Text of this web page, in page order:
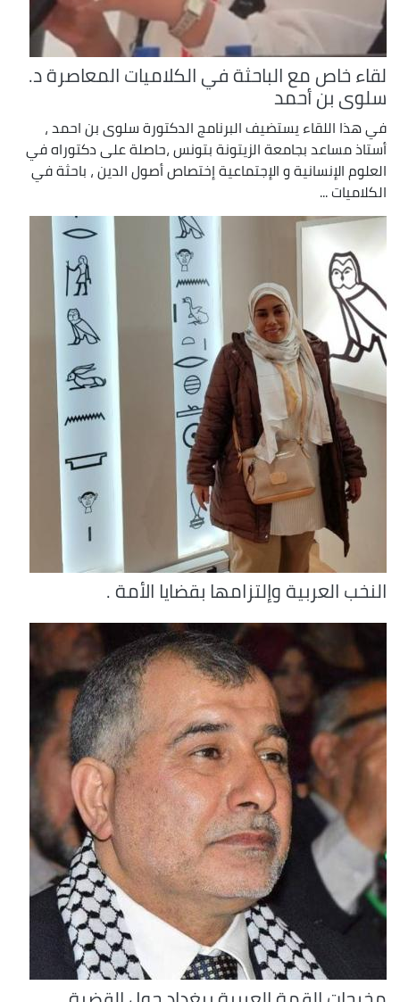
لقاء خاص مع الباحثة في الكلاميات المعاصرة د.
سلوى بن أحمد
في هذا اللقاء يستضيف البرنامج الدكتورة سلوى بن احمد ،
أستاذ مساعد بجامعة الزيتونة بتونس ،حاصلة على دكتوراه في
العلوم الإنسانية و الإجتماعية إختصاص أصول الدين ، باحثة في
الكلاميات ...
النخب العربية وإلتزامها بقضايا الأمة .